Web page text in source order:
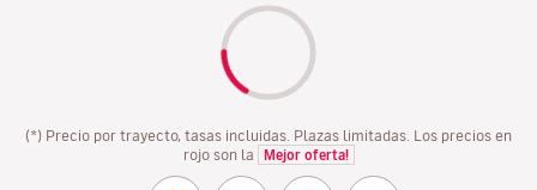
(*) Precio por trayecto, tasas incluidas. Plazas limitadas. Los precios en
rojo son la
Mejor oferta!